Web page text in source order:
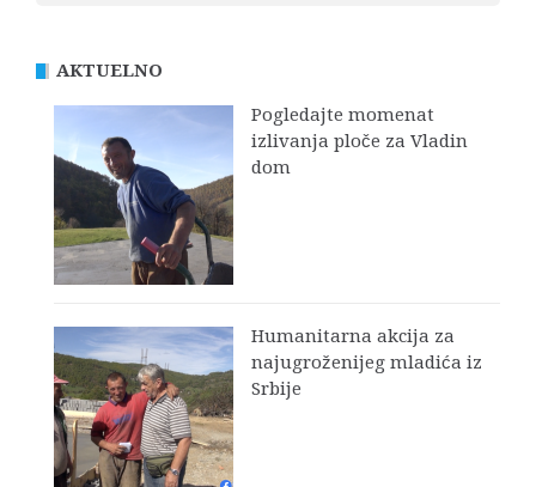
AKTUELNO
Pogledajte momenat
izlivanja ploče za Vladin
dom
Humanitarna akcija za
najugroženijeg mladića iz
Srbije